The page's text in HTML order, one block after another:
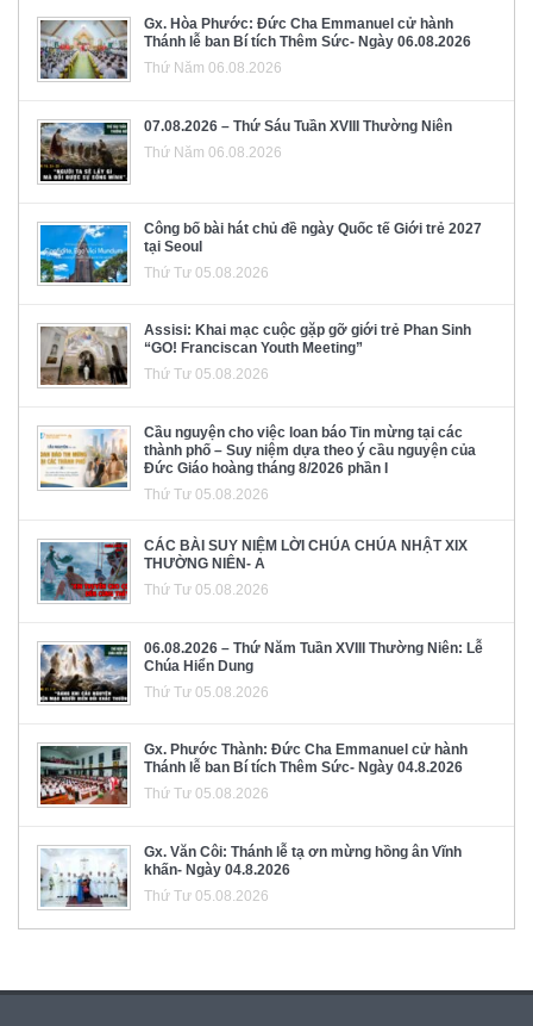
Gx. Hòa Phước: Đức Cha Emmanuel cử hành
Thánh lễ ban Bí tích Thêm Sức- Ngày 06.08.2026
Thứ Năm 06.08.2026
07.08.2026 – Thứ Sáu Tuần XVIII Thường Niên
Thứ Năm 06.08.2026
Công bố bài hát chủ đề ngày Quốc tế Giới trẻ 2027
tại Seoul
Thứ Tư 05.08.2026
Assisi: Khai mạc cuộc gặp gỡ giới trẻ Phan Sinh
“GO! Franciscan Youth Meeting”
Thứ Tư 05.08.2026
Cầu nguyện cho việc loan báo Tin mừng tại các
thành phố – Suy niệm dựa theo ý cầu nguyện của
Đức Giáo hoàng tháng 8/2026 phần I
Thứ Tư 05.08.2026
CÁC BÀI SUY NIỆM LỜI CHÚA CHÚA NHẬT XIX
THƯỜNG NIÊN- A
Thứ Tư 05.08.2026
06.08.2026 – Thứ Năm Tuần XVIII Thường Niên: Lễ
Chúa Hiển Dung
Thứ Tư 05.08.2026
Gx. Phước Thành: Đức Cha Emmanuel cử hành
Thánh lễ ban Bí tích Thêm Sức- Ngày 04.8.2026
Thứ Tư 05.08.2026
Gx. Văn Côi: Thánh lễ tạ ơn mừng hồng ân Vĩnh
khấn- Ngày 04.8.2026
Thứ Tư 05.08.2026